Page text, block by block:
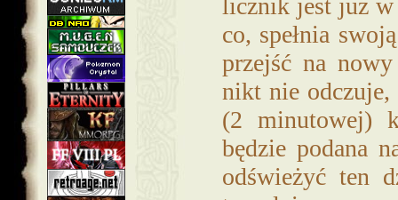
licznik jest już w
co, spełnia
przejść na
nikt nie odczuje,
(2 minutowej)
będzie podana
odświeżyć ten